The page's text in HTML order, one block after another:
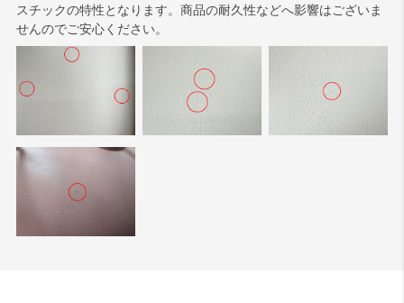
スチックの特性となります。商品の耐久性などへ影響はございま
せんのでご安心ください。